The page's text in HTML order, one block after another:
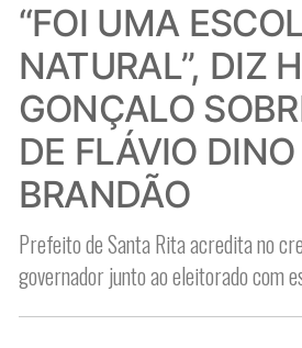
“FOI UMA
NATURAL”, DIZ
GONÇALO
DE FLÁVIO DINO
BRANDÃO
Prefeito de Santa Rita acredita no
governador junto ao eleitorado com